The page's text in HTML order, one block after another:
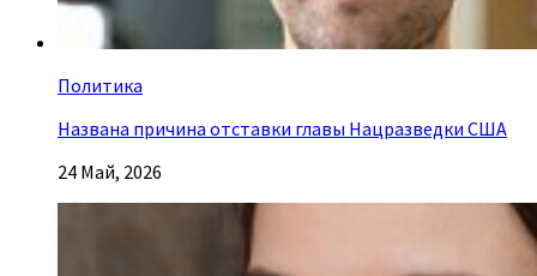
Политика
Названа причина отставки главы Нацразведки США
24 Май, 2026